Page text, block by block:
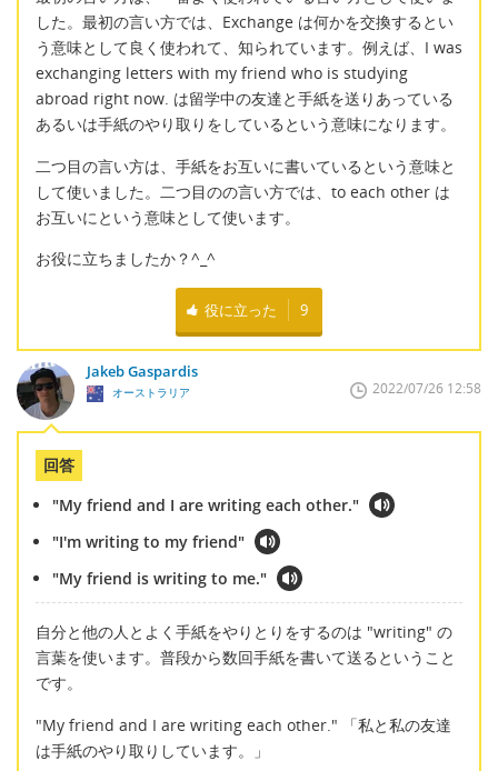
した。最初の言い方では、Exchange は何かを交換するとい
う意味として良く使われて、知られています。例えば、I was
exchanging letters with my friend who is studying
abroad right now. は留学中の友達と手紙を送りあっている
あるいは手紙のやり取りをしているという意味になります。
二つ目の言い方は、手紙をお互いに書いているという意味と
して使いました。二つ目のの言い方では、to each other は
お互いにという意味として使います。
お役に立ちましたか？^_^
役に立った 9
Jakeb Gaspardis
オーストラリア 2022/07/26 12:58
回答
"My friend and I are writing each other."
"I'm writing to my friend"
"My friend is writing to me."
自分と他の人とよく手紙をやりとりをするのは "writing" の
言葉を使います。普段から数回手紙を書いて送るということ
です。
"My friend and I are writing each other." 「私と私の友達
は手紙のやり取りしています。」